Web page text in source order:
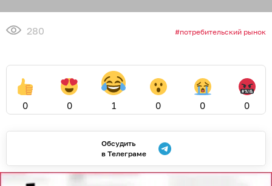
280 потребительский рынок
0 0 1 0 0 0
Обсудить
в Телеграме